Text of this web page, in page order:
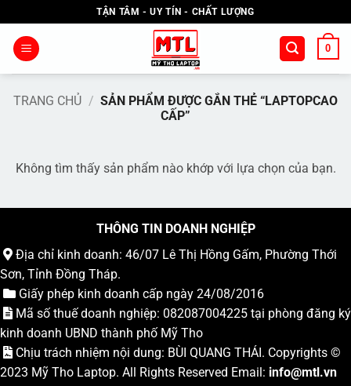
qua
nội
TẬN TÂM - UY TÍN - CHẤT LƯỢNG
0
TRANG CHỦ / SẢN PHẨM ĐƯỢC GẮN THẺ “LAPTOPCAO
CẤP”
Không tìm thấy sản phẩm nào khớp với lựa chọn của bạn.
THÔNG TIN DOANH NGHIỆP
Địa chỉ kinh doanh: 46/07 Lê Thị Hồng Gấm, Phường Thới
Sơn, Tỉnh Đồng Tháp.
Giấy phép kinh doanh cấp ngày 24/08/2016
Mã số thuế doanh nghiệp: 082087004225 tại phòng đăng ký
kinh doanh UBND thành phố Mỹ Tho
Chịu trách nhiệm nội dung: BÙI QUANG THÁI. Copyrights ©
2023 Mỹ Tho Laptop. All Rights Reserved Email: info@mtl.vn